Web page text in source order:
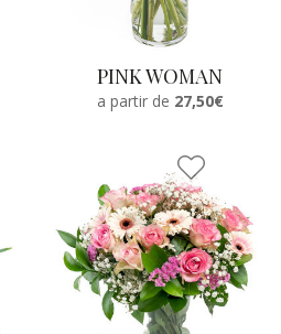
PINK WOMAN
a partir de 27,50€